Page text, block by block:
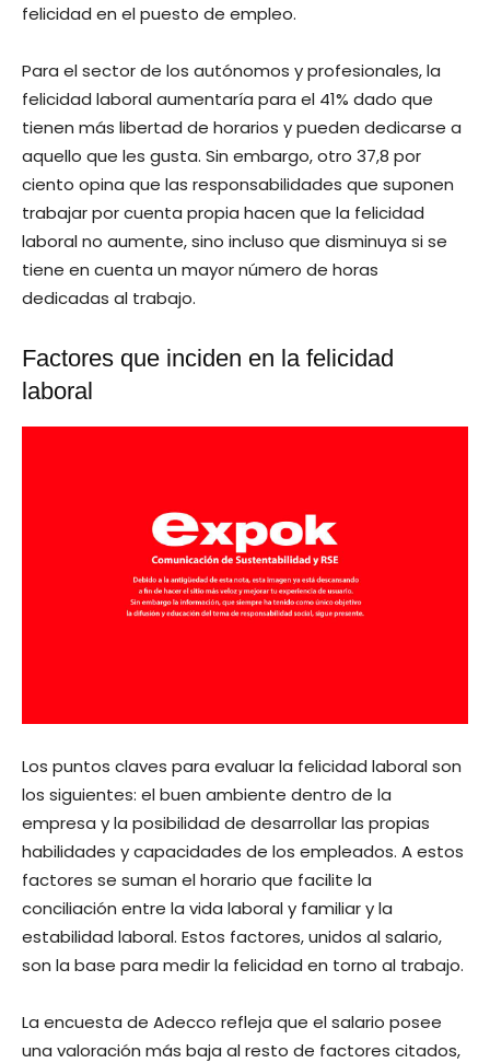
felicidad en el puesto de empleo.
Para el sector de los autónomos y profesionales, la
felicidad laboral aumentaría para el 41% dado que
tienen más libertad de horarios y pueden dedicarse a
aquello que les gusta. Sin embargo, otro 37,8 por
ciento opina que las responsabilidades que suponen
trabajar por cuenta propia hacen que la felicidad
laboral no aumente, sino incluso que disminuya si se
tiene en cuenta un mayor número de horas
dedicadas al trabajo.
Factores que inciden en la felicidad
laboral
Los puntos claves para evaluar la felicidad laboral son
los siguientes: el buen ambiente dentro de la
empresa y la posibilidad de desarrollar las propias
habilidades y capacidades de los empleados. A estos
factores se suman el horario que facilite la
conciliación entre la vida laboral y familiar y la
estabilidad laboral. Estos factores, unidos al salario,
son la base para medir la felicidad en torno al trabajo.
La encuesta de Adecco refleja que el salario posee
una valoración más baja al resto de factores citados,